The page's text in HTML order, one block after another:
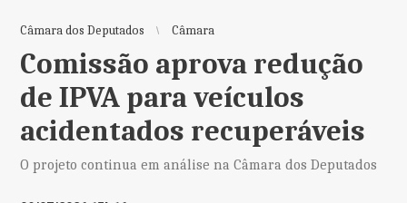
Câmara dos Deputados Câmara
Comissão aprova redução
de IPVA para veículos
acidentados recuperáveis
O projeto continua em análise na Câmara dos Deputados